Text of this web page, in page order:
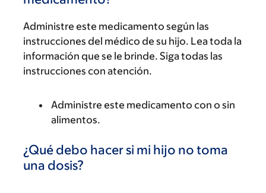
Administre este medicamento según las
instrucciones del médico de su hijo. Lea toda la
información que se le brinde. Siga todas las
instrucciones con atención.
Administre este medicamento con o sin
alimentos.
¿Qué debo hacer si mi hijo no toma
una dosis?